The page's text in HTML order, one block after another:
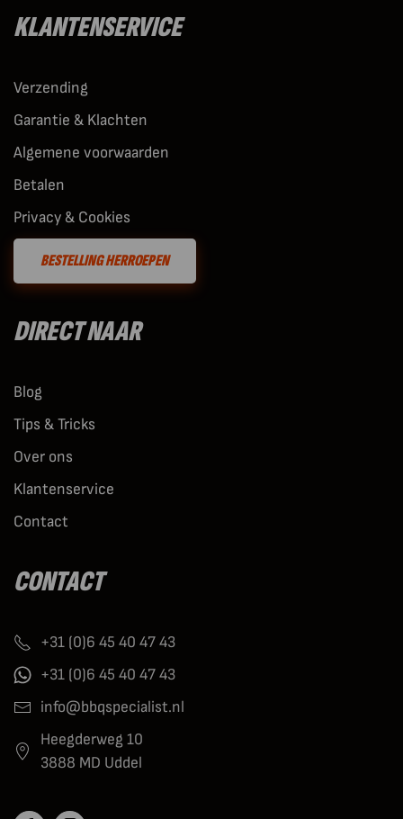
KLANTENSERVICE
Verzending
Garantie & Klachten
Algemene voorwaarden
Betalen
Privacy & Cookies
BESTELLING HERROEPEN
DIRECT NAAR
Blog
Tips & Tricks
Over ons
Klantenservice
Contact
CONTACT
+31 (0)6 45 40 47 43
+31 (0)6 45 40 47 43
info@bbqspecialist.nl
Heegderweg 10
3888 MD Uddel